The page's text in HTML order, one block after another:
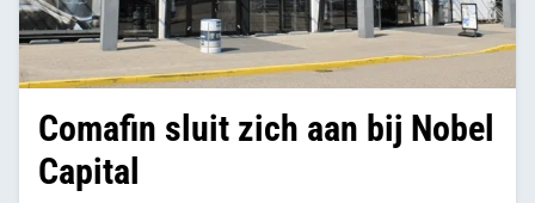
Comafin sluit zich aan bij Nobel
Capital